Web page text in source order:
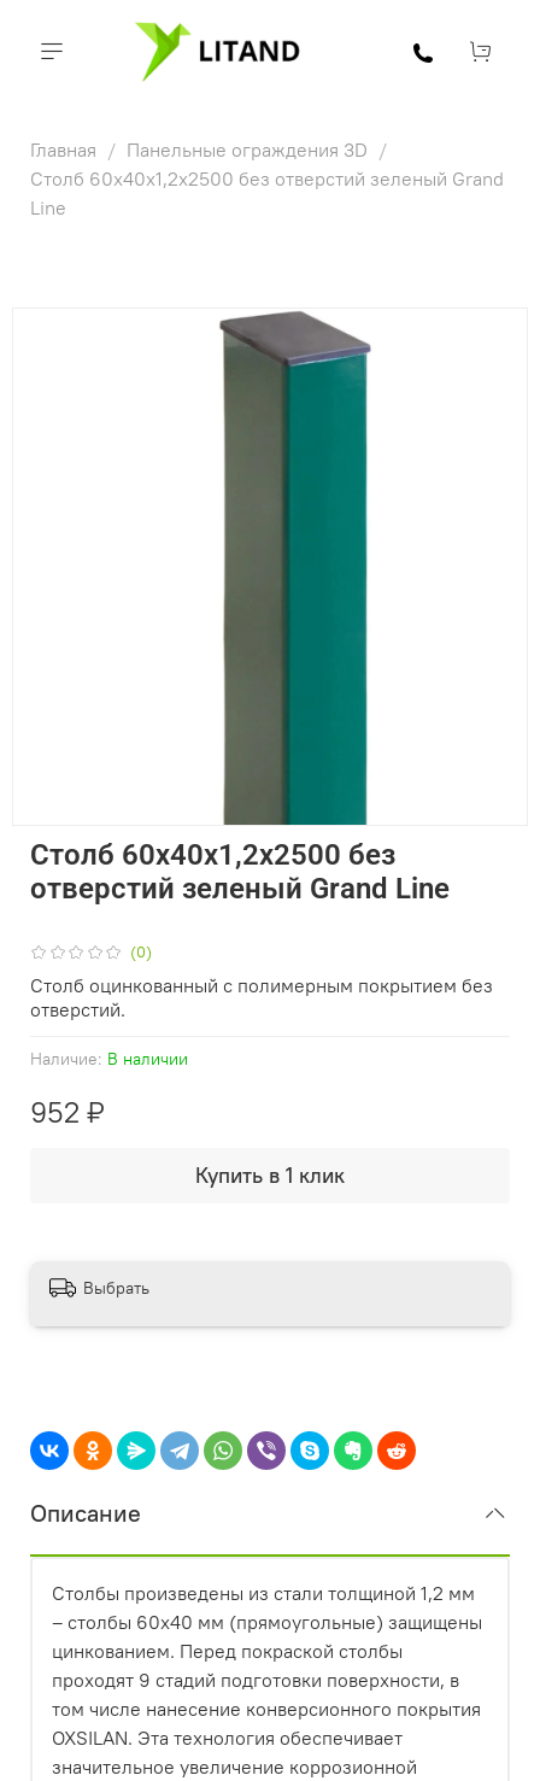
Главная
Панельные ограждения 3D
Столб 60х40х1,2х2500 без отверстий зеленый Grand
Line
(0)
Наличие: В наличии
Столб 60х40х1,2х2500 без
отверстий зеленый Grand Line
952 ₽
Купить в 1 клик
Столб оцинкованный с полимерным покрытием без
отверстий.
Выбрать
Описание
Столбы произведены из стали толщиной 1,2 мм
– столбы 60х40 мм (прямоугольные) защищены
цинкованием. Перед покраской столбы
проходят 9 стадий подготовки поверхности, в
том числе нанесение конверсионного покрытия
OXSILAN. Эта технология обеспечивает
значительное увеличение коррозионной